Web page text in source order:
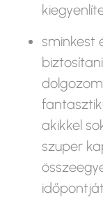
sminkest
akikkel
szuper